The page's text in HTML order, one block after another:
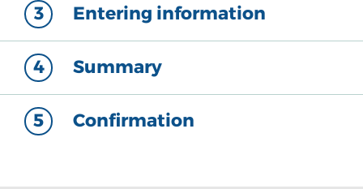
3 Entering information
4 Summary
5 Confirmation